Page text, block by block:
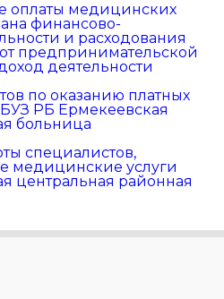
оплаты медицинских
финансово-
и расходования
предпринимательской
деятельности
по оказанию платных
РБ Ермекеевская
больница
специалистов,
медицинские услуги
центральная районная